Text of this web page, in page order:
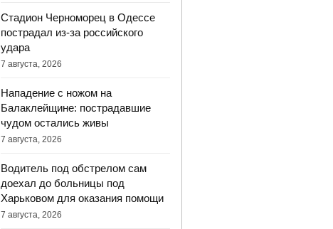
Стадион Черноморец в Одессе
пострадал из-за российского
удара
7 августа, 2026
Нападение с ножом на
Балаклейщине: пострадавшие
чудом остались живы
7 августа, 2026
Водитель под обстрелом сам
доехал до больницы под
Харьковом для оказания помощи
7 августа, 2026